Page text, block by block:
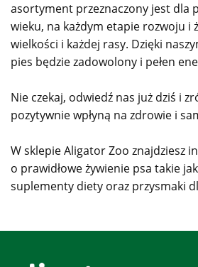
asortyment przeznaczony jest dla
wieku, na każdym etapie rozwoju i
wielkości i każdej rasy. Dzięki
pies będzie zadowolony i pełen
Nie czekaj, odwiedź nas już dziś i
pozytywnie wpłyną na zdrowie i
W sklepie Aligator Zoo znajdziesz
o prawidłowe żywienie psa takie
suplementy diety oraz przysmaki